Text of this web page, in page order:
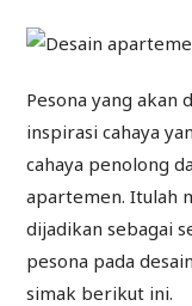
Pesona yang akan
inspirasi cahaya
cahaya penolong
apartemen. Itulah
dijadikan sebagai
pesona pada
simak berikut ini.